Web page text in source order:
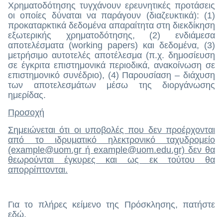
Χρηματοδότησης τυγχάνουν ερευνητικές προτάσεις
οι οποίες δύναται να παράγουν (διαζευκτικά): (1)
προκαταρκτικά δεδομένα απαραίτητα στη διεκδίκηση
εξωτερικής χρηματοδότησης, (2) ενδιάμεσα
αποτελέσματα (working papers) και δεδομένα, (3)
μετρήσιμο αυτοτελές αποτέλεσμα (π.χ. δημοσίευση
σε έγκριτα επιστημονικά περιοδικά, ανακοίνωση σε
επιστημονικό συνέδριο), (4) Παρουσίαση – διάχυση
των αποτελεσμάτων μέσω της διοργάνωσης
ημερίδας.
Προσοχή
Σημειώνεται ότι οι υποβολές που δεν προέρχονται
από το ιδρυματικό ηλεκτρονικό ταχυδρομείο
(example@uom.gr ή example@uom.edu.gr) δεν θα
θεωρούνται έγκυρες και ως εκ τούτου θα
απορρίπτονται.
Για το πλήρες κείμενο της Πρόσκλησης, πατήστε
εδώ.